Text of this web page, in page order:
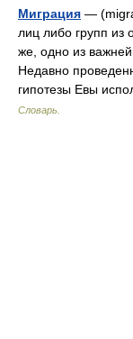
Миграция —
лиц либо групп из
же, одно из
Недавно
гипотезы Евы
Словарь.